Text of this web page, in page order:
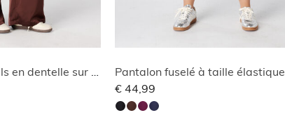
Pantalon avec détails en dentelle sur les côtés
Pantalon fuselé à taille élastique
€ 44,99